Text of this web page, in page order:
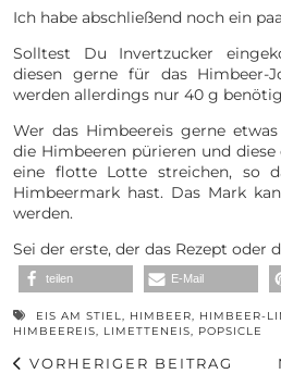
Ich habe abschließend noch ein
Solltest Du Invertzucker
diesen gerne für das Himbeer-
werden allerdings nur 40 g
Wer das Himbeereis gerne
die Himbeeren pürieren und
eine flotte Lotte streichen, so
Himbeermark hast. Das Mark
werden.
Sei der erste, der das Rezept oder
teilen E-Mail
EIS AM STIEL, HIMBEER, HIMBEER-
HIMBEEREIS, LIMETTENEIS, POPSICLE
VORHERIGER BEITRAG